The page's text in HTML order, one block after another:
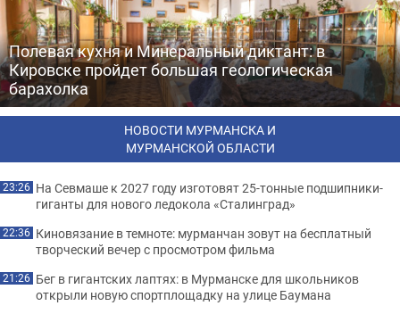
Полевая кухня и Минеральный диктант: в
Кировске пройдет большая геологическая
барахолка
НОВОСТИ МУРМАНСКА И
МУРМАНСКОЙ ОБЛАСТИ
23:26 На Севмаше к 2027 году изготовят 25-тонные подшипники-
гиганты для нового ледокола «Сталинград»
22:36 Киновязание в темноте: мурманчан зовут на бесплатный
творческий вечер с просмотром фильма
21:26 Бег в гигантских лаптях: в Мурманске для школьников
открыли новую спортплощадку на улице Баумана